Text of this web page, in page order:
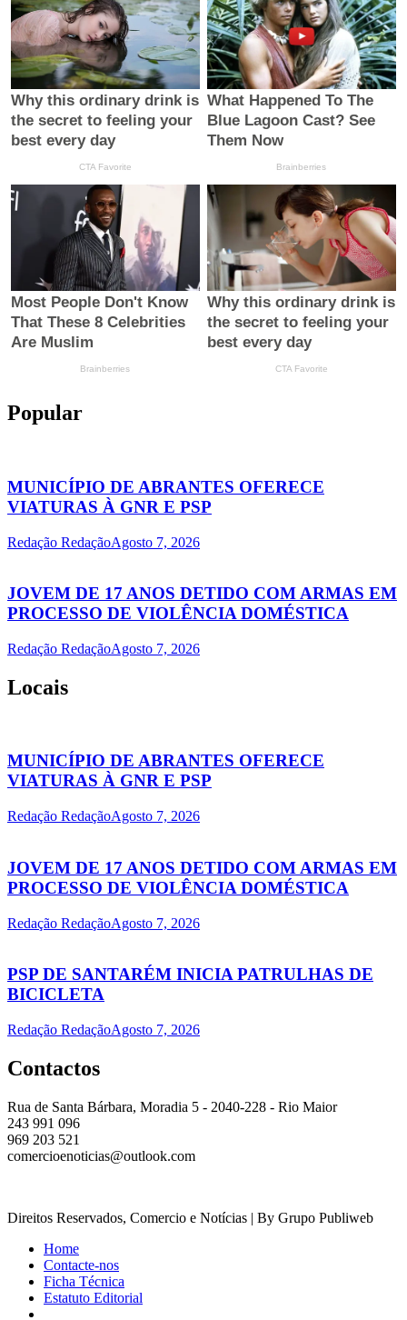
Popular
MUNICÍPIO DE ABRANTES OFERECE
VIATURAS À GNR E PSP
Redação RedaçãoAgosto 7, 2026
JOVEM DE 17 ANOS DETIDO COM ARMAS EM
PROCESSO DE VIOLÊNCIA DOMÉSTICA
Redação RedaçãoAgosto 7, 2026
Locais
MUNICÍPIO DE ABRANTES OFERECE
VIATURAS À GNR E PSP
Redação RedaçãoAgosto 7, 2026
JOVEM DE 17 ANOS DETIDO COM ARMAS EM
PROCESSO DE VIOLÊNCIA DOMÉSTICA
Redação RedaçãoAgosto 7, 2026
PSP DE SANTARÉM INICIA PATRULHAS DE
BICICLETA
Redação RedaçãoAgosto 7, 2026
Contactos
Rua de Santa Bárbara, Moradia 5 - 2040-228 - Rio Maior
243 991 096
969 203 521
comercioenoticias@outlook.com
Direitos Reservados, Comercio e Notícias | By Grupo Publiweb
Home
Contacte-nos
Ficha Técnica
Estatuto Editorial